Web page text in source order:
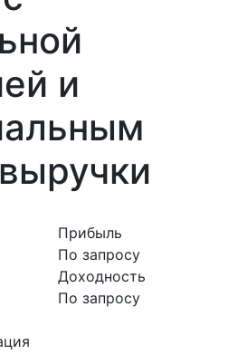
и
Прибыль
По запросу
Доходность
По запросу